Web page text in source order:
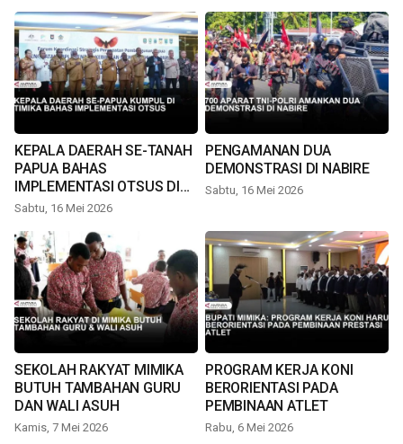
KEPALA DAERAH SE-TANAH
PAPUA BAHAS
IMPLEMENTASI OTSUS DI
TIMIKA
Sabtu, 16 Mei 2026
PENGAMANAN DUA
DEMONSTRASI DI NABIRE
Sabtu, 16 Mei 2026
SEKOLAH RAKYAT MIMIKA
BUTUH TAMBAHAN GURU
DAN WALI ASUH
Kamis, 7 Mei 2026
PROGRAM KERJA KONI
BERORIENTASI PADA
PEMBINAAN ATLET
Rabu, 6 Mei 2026